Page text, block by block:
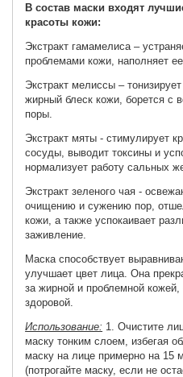
В состав маски входят
красоты кожи:
Экстракт гамамелиса –
проблемами кожи, наполняет
Экстракт мелиссы –
жирный блеск кожи, борется с
поры.
Экстракт мяты - стимулирует
сосуды, выводит токсины и
нормализует работу сальных
Экстракт зеленого чая -
очищению и сужению пор,
кожи, а также успокаивает
заживление.
Маска способствует
улучшает цвет лица. Она
за жирной и проблемной
здоровой.
Использование: 1. Очистите
маску тонким слоем, избегая
маску на лице примерно на 15
(потрогайте маску, если не